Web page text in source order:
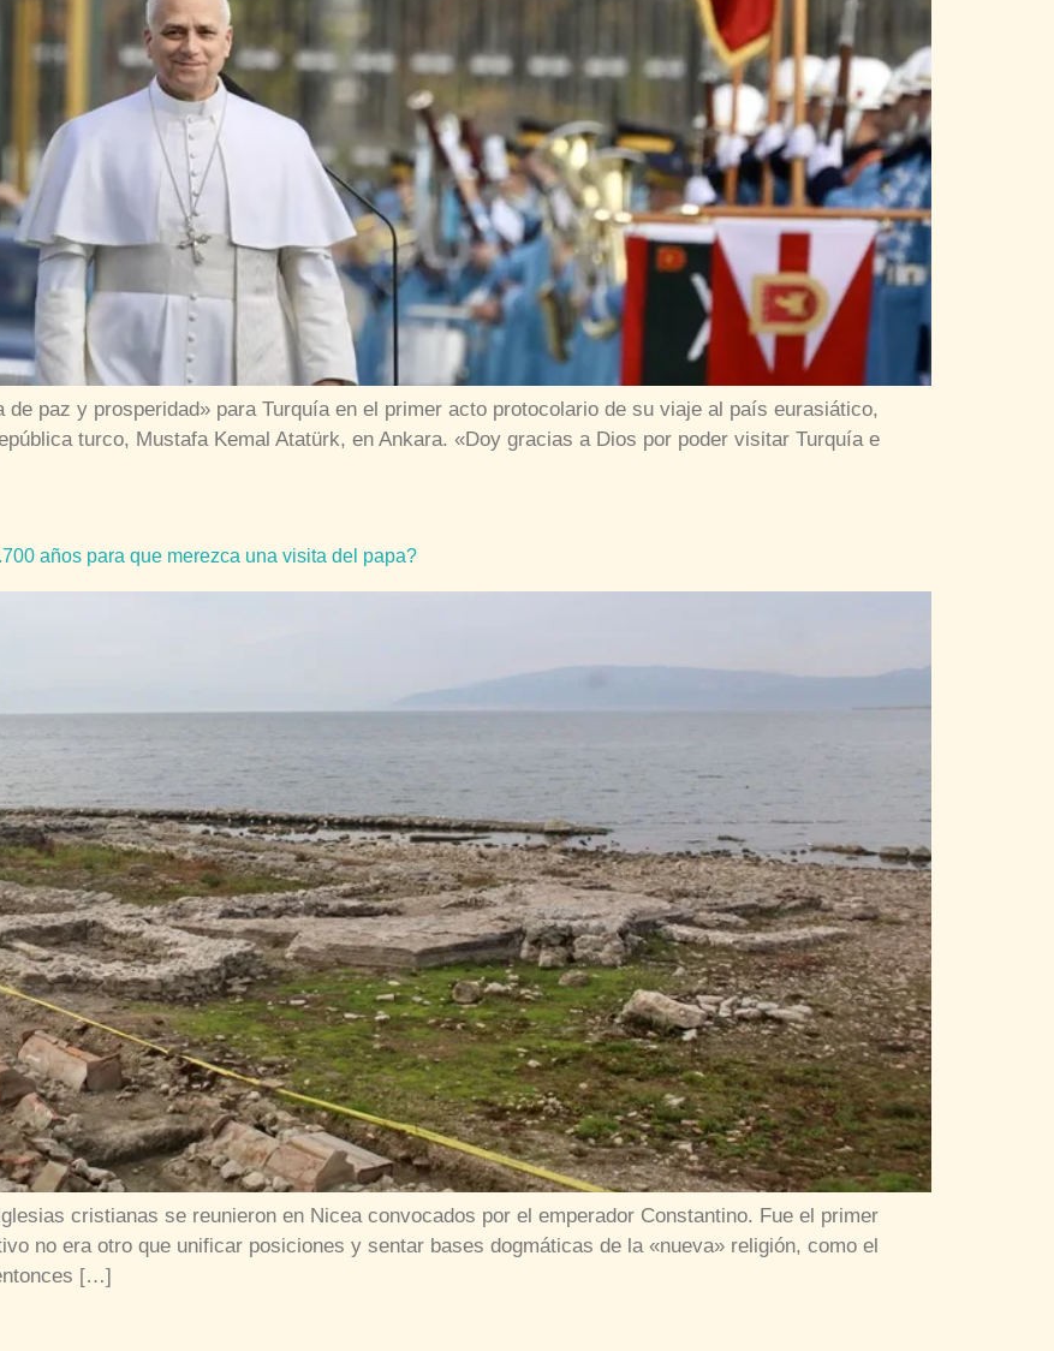
de paz y prosperidad» para Turquía en el primer acto protocolario de su viaje al país eurasiático,
turco, Mustafa Kemal Atatürk, en Ankara. «Doy gracias a Dios por poder visitar Turquía e
años para que merezca una visita del papa?
cristianas se reunieron en Nicea convocados por el emperador Constantino. Fue el primer
no era otro que unificar posiciones y sentar bases dogmáticas de la «nueva» religión, como el
[…]